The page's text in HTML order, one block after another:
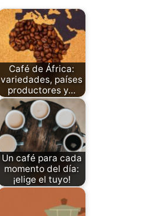
Café de África:
variedades, países
productores y…
Un café para cada
momento del día:
¡elige el tuyo!